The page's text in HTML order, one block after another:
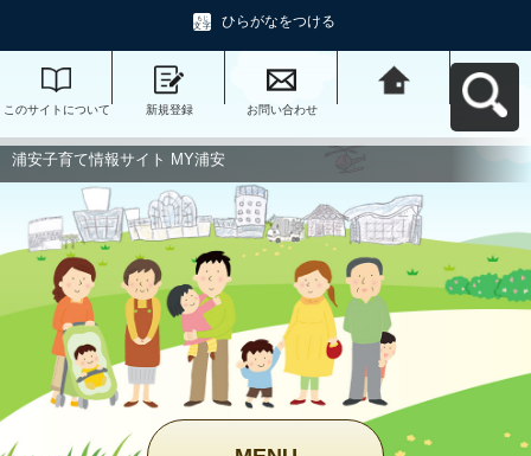
ひらがなをつける
このサイトについて 新規登録 お問い合わせ
浦安子育て情報サイト MY浦安